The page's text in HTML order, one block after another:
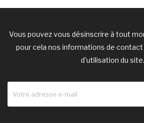
Vous pouvez vous désinscrire à tout
pour cela nos informations de
d'utilisation du site.